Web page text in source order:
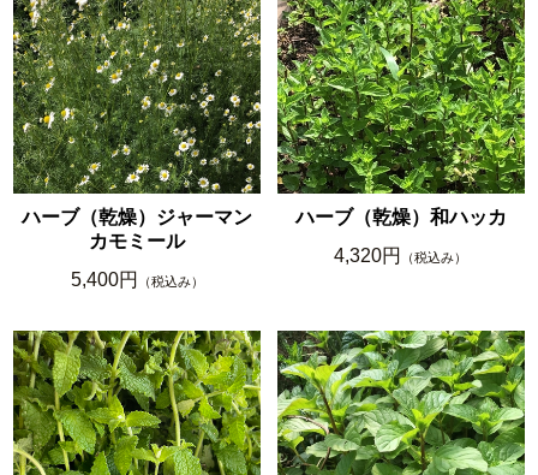
ハーブ（乾燥）ジャーマン
カモミール
5,400円
（税込み）
ハーブ（乾燥）和ハッカ
4,320円
（税込み）